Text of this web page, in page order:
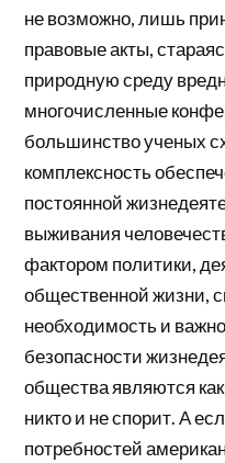
не возможно, лишь
правовые акты,
природную среду
многочисленные
большинство ученых
комплексность
постоянной
выживания
фактором политики,
общественной жизни,
необходимость и
безопасности
общества являются
никто и не спорит. А
потребностей